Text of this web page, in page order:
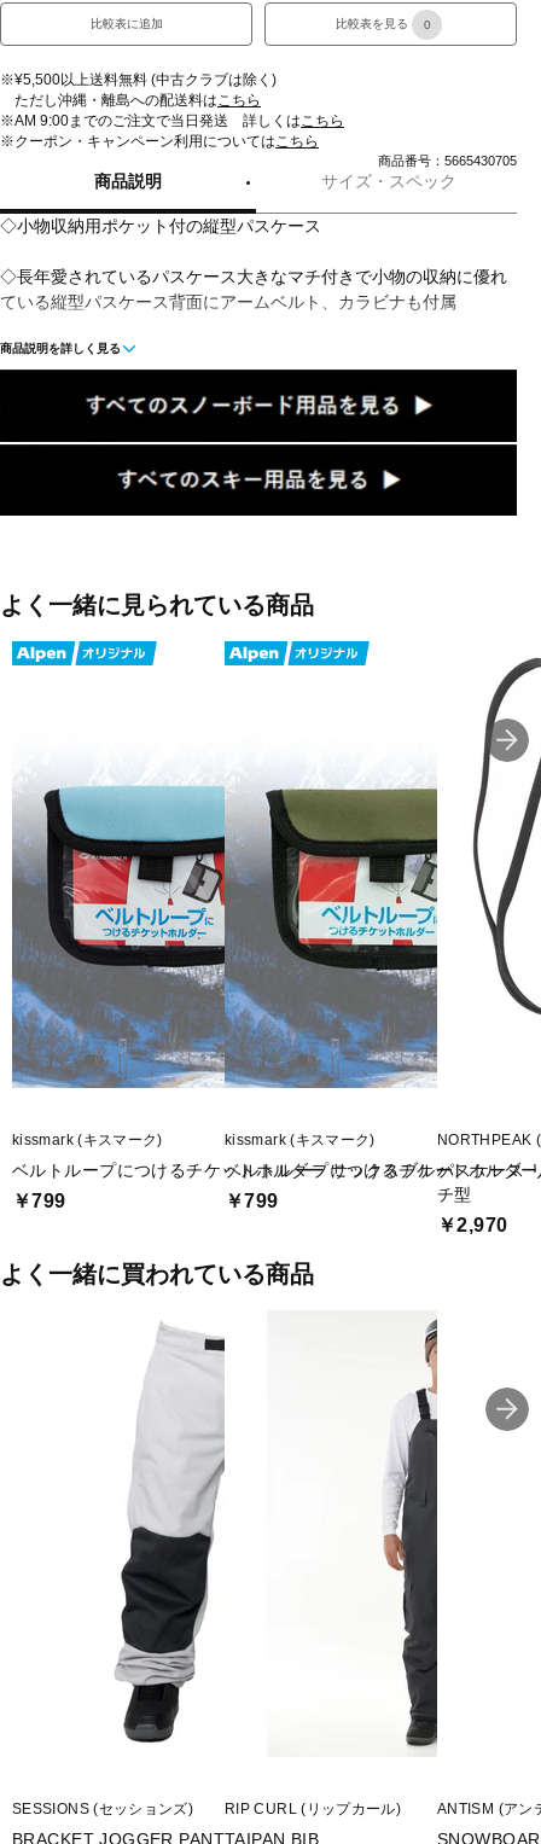
比較表に追加 比較表を見る 0
※¥5,500以上送料無料 (中古クラブは除く)
ただし沖縄・離島への配送料はこちら
※AM 9:00までのご注文で当日発送 詳しくはこちら
※クーポン・キャンペーン利用についてはこちら
商品番号：5665430705
商品説明 サイズ・スペック
◇小物収納用ポケット付の縦型パスケース
◇長年愛されているパスケース大きなマチ付きで小物の収納に優れ
ている縦型パスケース背面にアームベルト、カラビナも付属
■カラー：GREY
■サイズ：10×5×14cm
商品説明を詳しく見る
よく一緒に見られている商品
kissmark (キスマーク)
ベルトループにつけるチケットホルダー サックスブルー
￥799
kissmark (キスマーク)
ベルトループにつけるチケットホルダ
￥799
NORTHPEAK
パスケース
チ型
￥2,970
よく一緒に買われている商品
SESSIONS (セッションズ)
BRACKET JOGGER PANT
RIP CURL (リップカール)
TAIPAN BIB
ANTISM (アン